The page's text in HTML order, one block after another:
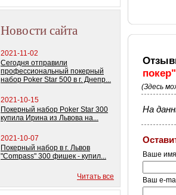
Новости сайта
2021-11-02
Сегодня отправили
профессиональный покерный
набор Poker Star 500 в г. Днепр...
2021-10-15
Покерный набор Poker Star 300
купила Ирина из Львова на...
2021-10-07
Покерный набор в г. Львов
"Compass" 300 фишек - купил...
Читать все
покер"
(Здесь
На
Ваше имя
Ваш e-